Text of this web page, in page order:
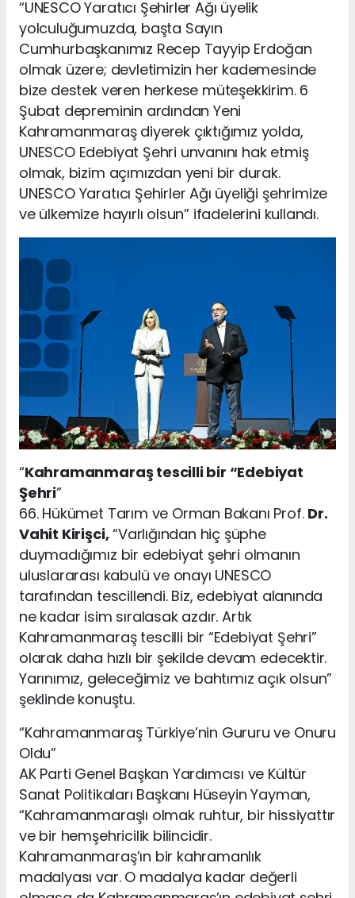
“UNESCO Yaratıcı Şehirler Ağı üyelik
yolculuğumuzda, başta Sayın
Cumhurbaşkanımız Recep Tayyip Erdoğan
olmak üzere; devletimizin her kademesinde
bize destek veren herkese müteşekkirim. 6
Şubat depreminin ardından Yeni
Kahramanmaraş diyerek çıktığımız yolda,
UNESCO Edebiyat Şehri unvanını hak etmiş
olmak, bizim açımızdan yeni bir durak.
UNESCO Yaratıcı Şehirler Ağı üyeliği şehrimize
ve ülkemize hayırlı olsun” ifadelerini kullandı.
“Kahramanmaraş tescilli bir “Edebiyat
Şehri”
66. Hükümet Tarım ve Orman Bakanı Prof. Dr.
Vahit Kirişci,“Varlığından hiç şüphe
duymadığımız bir edebiyat şehri olmanın
uluslararası kabulü ve onayı UNESCO
tarafından tescillendi. Biz, edebiyat alanında
ne kadar isim sıralasak azdır. Artık
Kahramanmaraş tescilli bir “Edebiyat Şehri”
olarak daha hızlı bir şekilde devam edecektir.
Yarınımız, geleceğimiz ve bahtımız açık olsun”
şeklinde konuştu.
“Kahramanmaraş Türkiye’nin Gururu ve Onuru
Oldu”
AK Parti Genel Başkan Yardımcısı ve Kültür
Sanat Politikaları Başkanı Hüseyin Yayman,
“Kahramanmaraşlı olmak ruhtur, bir hissiyattır
ve bir hemşehricilik bilincidir.
Kahramanmaraş’ın bir kahramanlık
madalyası var. O madalya kadar değerli